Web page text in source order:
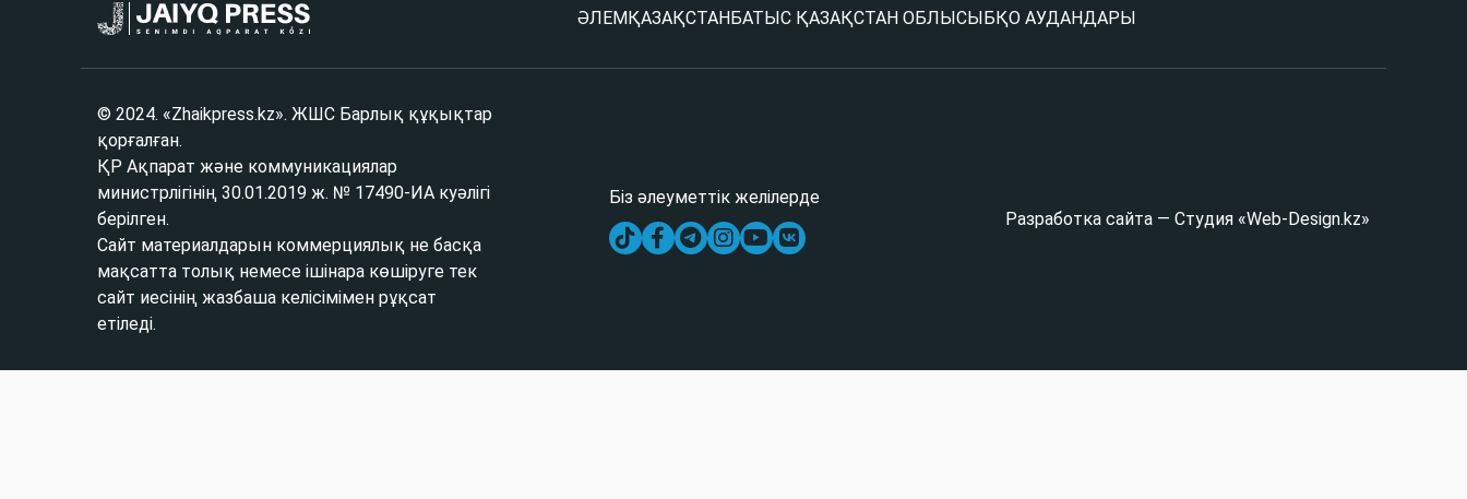
ӘЛЕМ ҚАЗАҚСТАН БАТЫС ҚАЗАҚСТАН ОБЛЫСЫ БҚО АУДАНДАРЫ
© 2024. «Zhaikpress.kz». ЖШС Барлық құқықтар
қорғалған.
ҚР Ақпарат және коммуникациялар
министрлігінің 30.01.2019 ж. № 17490-ИА куәлігі
берілген.
Сайт материалдарын коммерциялық не басқа
мақсатта толық немесе ішінара көшіруге тек
сайт иесінің жазбаша келісімімен рұқсат
етіледі.
Біз әлеуметтік желілерде
Разработка сайта — Студия «Web-Design.kz»